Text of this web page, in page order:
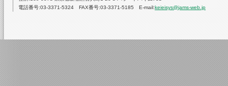
電話番号:03-3371-5324 FAX番号:03-3371-5185 E-mail:keieisys@jams-web.jp